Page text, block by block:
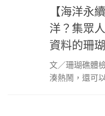
【海洋永
洋？集眾
資料的珊
文／珊瑚礁體
湊熱鬧，還可